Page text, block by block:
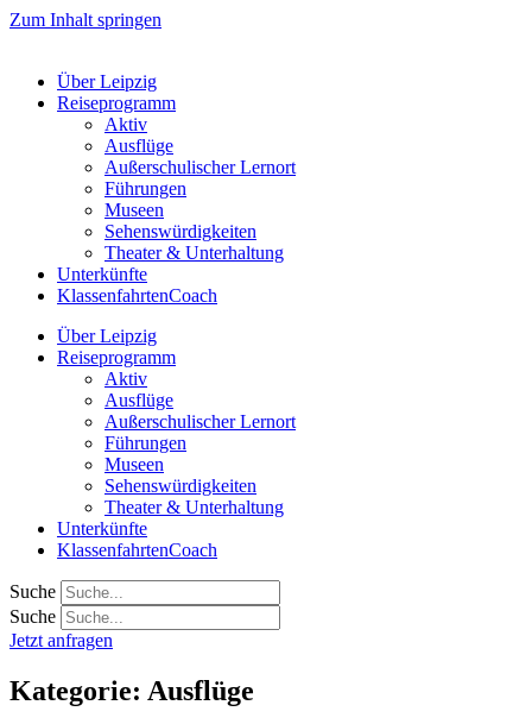
Zum Inhalt springen
Über Leipzig
Reiseprogramm
Aktiv
Ausflüge
Außerschulischer Lernort
Führungen
Museen
Sehenswürdigkeiten
Theater & Unterhaltung
Unterkünfte
KlassenfahrtenCoach
Über Leipzig
Reiseprogramm
Aktiv
Ausflüge
Außerschulischer Lernort
Führungen
Museen
Sehenswürdigkeiten
Theater & Unterhaltung
Unterkünfte
KlassenfahrtenCoach
Suche
Suche
Jetzt anfragen
Kategorie: Ausflüge